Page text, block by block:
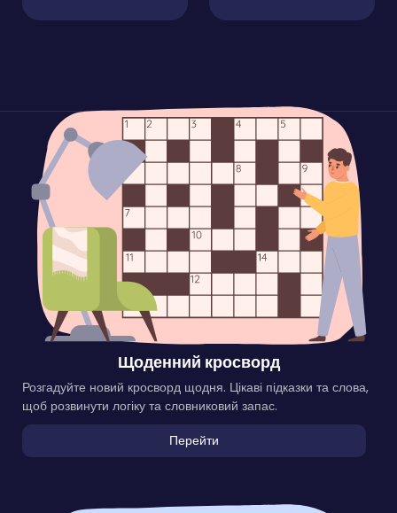
Щоденний кросворд
Розгадуйте новий кросворд щодня. Цікаві підказки та слова,
щоб розвинути логіку та словниковий запас.
Перейти